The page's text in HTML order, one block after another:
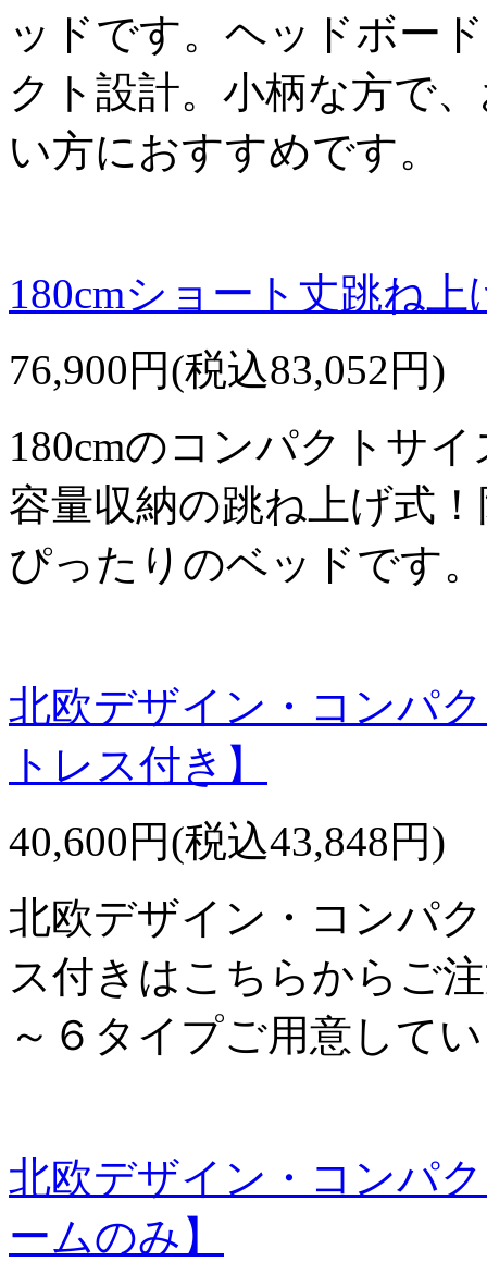
ッドです。ヘッドボー
クト設計。小柄な方で
い方におすすめです。
180cmショート丈跳ね
76,900円(税込83,052円)
180cmのコンパクトサ
容量収納の跳ね上げ式
ぴったりのベッドです。
北欧デザイン・コンパ
トレス付き】
40,600円(税込43,848円)
北欧デザイン・コンパ
ス付きはこちらからご
～６タイプご用意して
北欧デザイン・コンパ
ームのみ】